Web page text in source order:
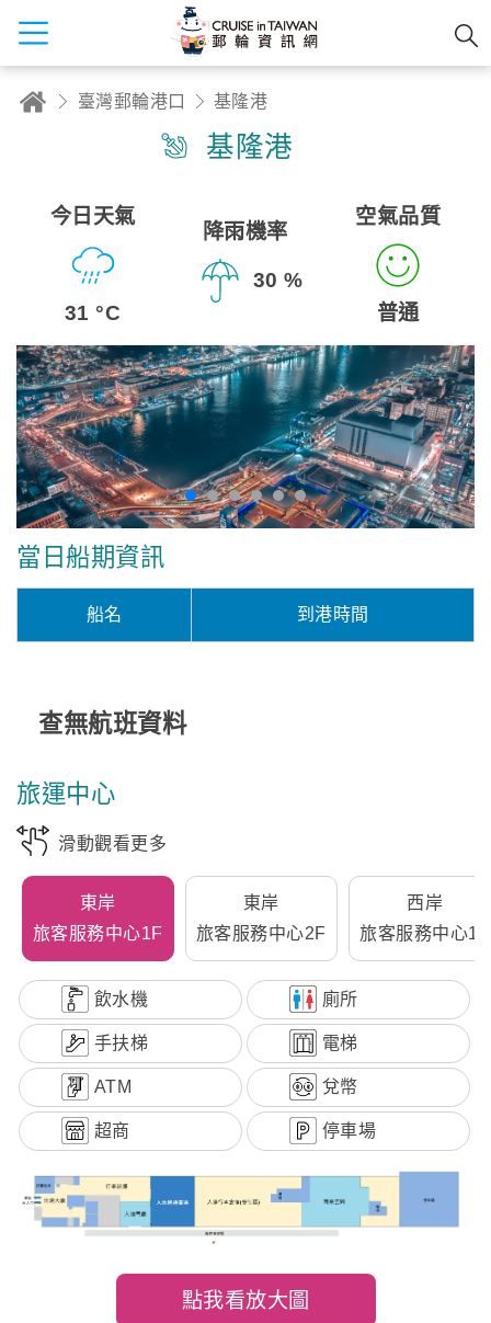
臺灣郵輪港口 基隆港
基隆港
今日天氣
31 °C
降雨機率
30 %
空氣品質
普通
當日船期資訊
船名 到港時間
查無航班資料
旅運中心
滑動觀看更多
東岸
旅客服務中心1F
東岸
旅客服務中心2F
西岸
旅客服務中心1F
飲水機 廁所
手扶梯 電梯
ATM 兌幣
超商 停車場
點我看放大圖